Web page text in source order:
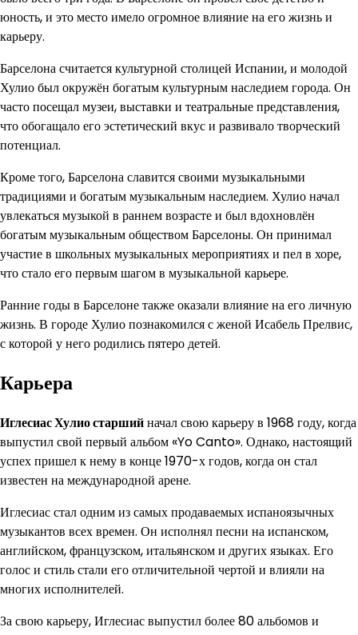
юность, и это место имело огромное влияние на его жизнь и
карьеру.
Барселона считается культурной столицей Испании, и молодой
Хулио был окружён богатым культурным наследием города. Он
часто посещал музеи, выставки и театральные представления,
что обогащало его эстетический вкус и развивало творческий
потенциал.
Кроме того, Барселона славится своими музыкальными
традициями и богатым музыкальным наследием. Хулио начал
увлекаться музыкой в раннем возрасте и был вдохновлён
богатым музыкальным обществом Барселоны. Он принимал
участие в школьных музыкальных мероприятиях и пел в хоре,
что стало его первым шагом в музыкальной карьере.
Ранние годы в Барселоне также оказали влияние на его личную
жизнь. В городе Хулио познакомился с женой Исабель Прелвис,
с которой у него родились пятеро детей.
Карьера
Иглесиас Хулио старшийначал свою карьеру в 1968 году, когда
выпустил свой первый альбом «Yo Canto». Однако, настоящий
успех пришел к нему в конце 1970-х годов, когда он стал
известен на международной арене.
Иглесиас стал одним из самых продаваемых испаноязычных
музыкантов всех времен. Он исполнял песни на испанском,
английском, французском, итальянском и других языках. Его
голос и стиль стали его отличительной чертой и влияли на
многих исполнителей.
За свою карьеру, Иглесиас выпустил более 80 альбомов и